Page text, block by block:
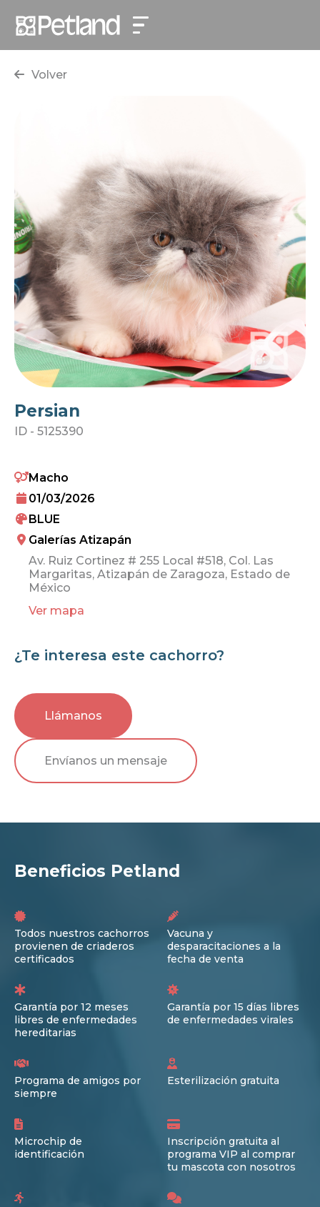
Volver
Persian
ID - 5125390
Macho
01/03/2026
BLUE
Galerías Atizapán
Av. Ruiz Cortinez # 255 Local #518, Col. Las
Margaritas, Atizapán de Zaragoza, Estado de
México
Ver mapa
¿Te interesa este cachorro?
Llámanos
Envíanos un mensaje
Beneficios Petland
Todos nuestros cachorros
provienen de criaderos
certificados
Vacuna y
desparacitaciones a la
fecha de venta
Garantía por 12 meses
libres de enfermedades
hereditarias
Garantía por 15 días libres
de enfermedades virales
Programa de amigos por
siempre
Esterilización gratuita
Microchip de
identificación
Inscripción gratuita al
programa VIP al comprar
tu mascota con nosotros